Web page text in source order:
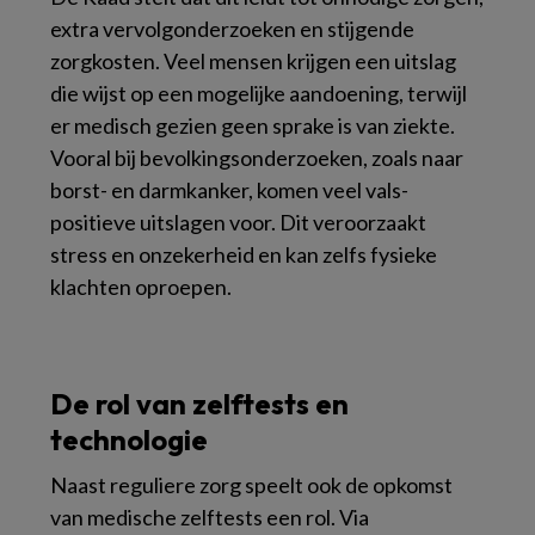
extra vervolgonderzoeken en stijgende
zorgkosten. Veel mensen krijgen een uitslag
die wijst op een mogelijke aandoening, terwijl
er medisch gezien geen sprake is van ziekte.
Vooral bij bevolkingsonderzoeken, zoals naar
borst- en darmkanker, komen veel vals-
positieve uitslagen voor. Dit veroorzaakt
stress en onzekerheid en kan zelfs fysieke
klachten oproepen.
De rol van zelftests en
technologie
Naast reguliere zorg speelt ook de opkomst
van medische zelftests een rol. Via